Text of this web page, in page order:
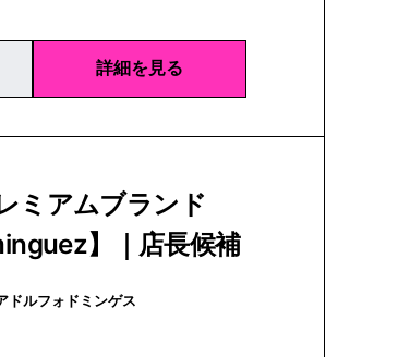
詳細を見る
ミアムブランド
】｜店長候補
Dominguez | アドルフォドミンゲス